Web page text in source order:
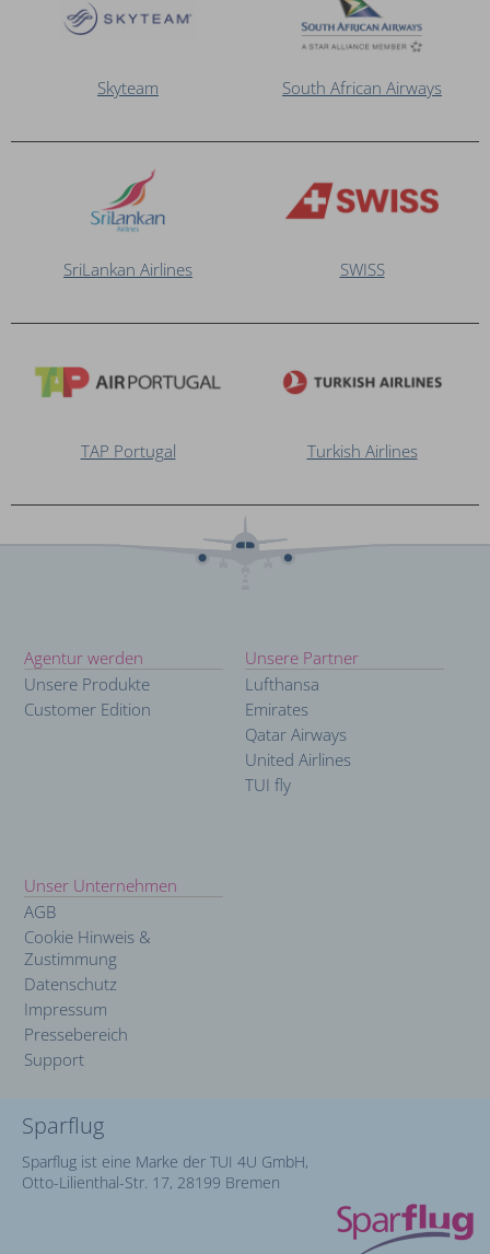
Skyteam South African Airways
SriLankan Airlines SWISS
TAP Portugal Turkish Airlines
Hauptnavigation
[offener
Agentur werden
Unsere Produkte
Customer Edition
Unsere Partner
Lufthansa
Emirates
Qatar Airways
United Airlines
TUI fly
Unser Unternehmen
AGB
Cookie Hinweis &
Zustimmung
Datenschutz
Impressum
Pressebereich
Support
Sparflug
Sparflug ist eine Marke der TUI 4U GmbH,
Otto-Lilienthal-Str. 17, 28199 Bremen